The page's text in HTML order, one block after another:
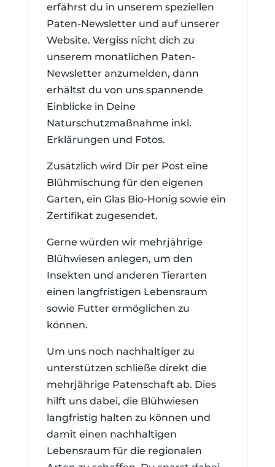
erfährst du in unserem speziellen
Paten-Newsletter und auf unserer
Website. Vergiss nicht dich zu
unserem monatlichen Paten-
Newsletter anzumelden, dann
erhältst du von uns spannende
Einblicke in Deine
Naturschutzmaßnahme inkl.
Erklärungen und Fotos.
Zusätzlich wird Dir per Post eine
Blühmischung für den eigenen
Garten, ein Glas Bio-Honig sowie ein
Zertifikat zugesendet.
Gerne würden wir mehrjährige
Blühwiesen anlegen, um den
Insekten und anderen Tierarten
einen langfristigen Lebensraum
sowie Futter ermöglichen zu
können.
Um uns noch nachhaltiger zu
unterstützen schließe direkt die
mehrjährige Patenschaft ab. Dies
hilft uns dabei, die Blühwiesen
langfristig halten zu können und
damit einen nachhaltigen
Lebensraum für die regionalen